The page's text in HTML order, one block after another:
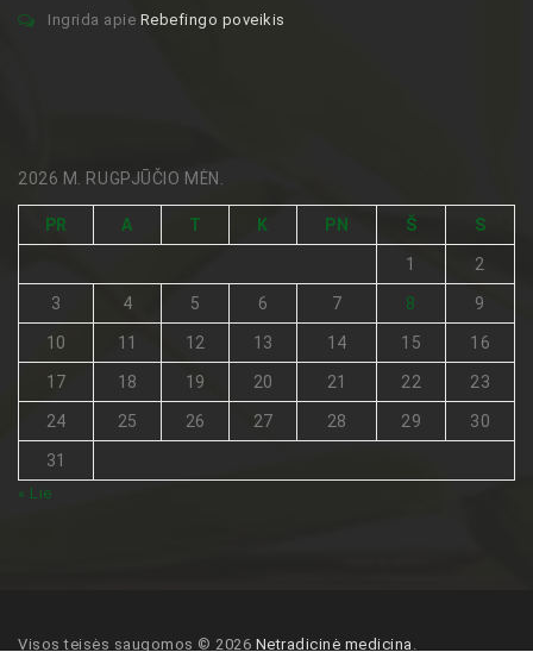
Ingrida apie Rebefingo poveikis
2026 M. RUGPJŪČIO MĖN.
PR A T K PN Š S
1 2
3 4 5 6 7 8 9
10 11 12 13 14 15 16
17 18 19 20 21 22 23
24 25 26 27 28 29 30
31
« Lie
Visos teisės saugomos © 2026 Netradicinė medicina .